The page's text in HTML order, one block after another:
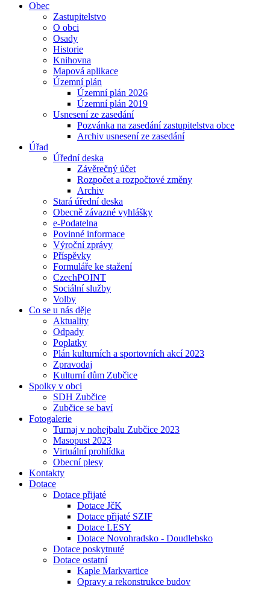
Obec
Zastupitelstvo
O obci
Osady
Historie
Knihovna
Mapová aplikace
Územní plán
Územní plán 2026
Územní plán 2019
Usnesení ze zasedání
Pozvánka na zasedání zastupitelstva obce
Archiv usnesení ze zasedání
Úřad
Úřední deska
Závěrečný účet
Rozpočet a rozpočtové změny
Archiv
Stará úřední deska
Obecně závazné vyhlášky
e-Podatelna
Povinné informace
Výroční zprávy
Příspěvky
Formuláře ke stažení
CzechPOINT
Sociální služby
Volby
Co se u nás děje
Aktuality
Odpady
Poplatky
Plán kulturních a sportovních akcí 2023
Zpravodaj
Kulturní dům Zubčice
Spolky v obci
SDH Zubčice
Zubčice se baví
Fotogalerie
Turnaj v nohejbalu Zubčice 2023
Masopust 2023
Virtuální prohlídka
Obecní plesy
Kontakty
Dotace
Dotace přijaté
Dotace JčK
Dotace přijaté SZIF
Dotace LESY
Dotace Novohradsko - Doudlebsko
Dotace poskytnuté
Dotace ostatní
Kaple Markvartice
Opravy a rekonstrukce budov